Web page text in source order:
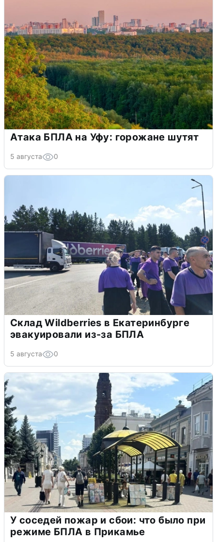
Атака БПЛА на Уфу: горожане шутят
5 августа 0
Склад Wildberries в Екатеринбурге
эвакуировали из-за БПЛА
5 августа 0
У соседей пожар и сбои: что было при
режиме БПЛА в Прикамье